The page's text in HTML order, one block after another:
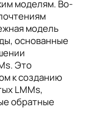
моделям. Во-
модель
основанные
Это
к созданию
LMMs,
обратные